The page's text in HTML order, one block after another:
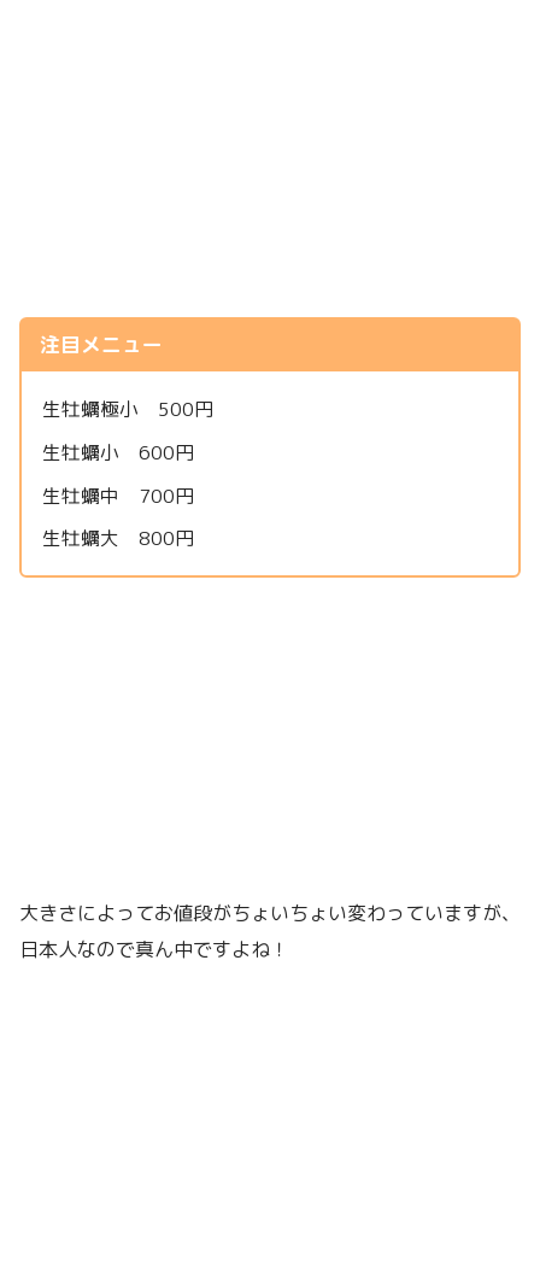
注目メニュー
生牡蠣極小 500円
生牡蠣小 600円
生牡蠣中 700円
生牡蠣大 800円
大きさによってお値段がちょいちょい変わっていますが、
日本人なので真ん中ですよね！